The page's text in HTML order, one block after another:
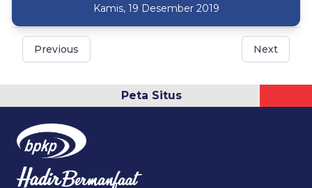
Kamis, 19 Desember 2019
Previous Next
Peta Situs